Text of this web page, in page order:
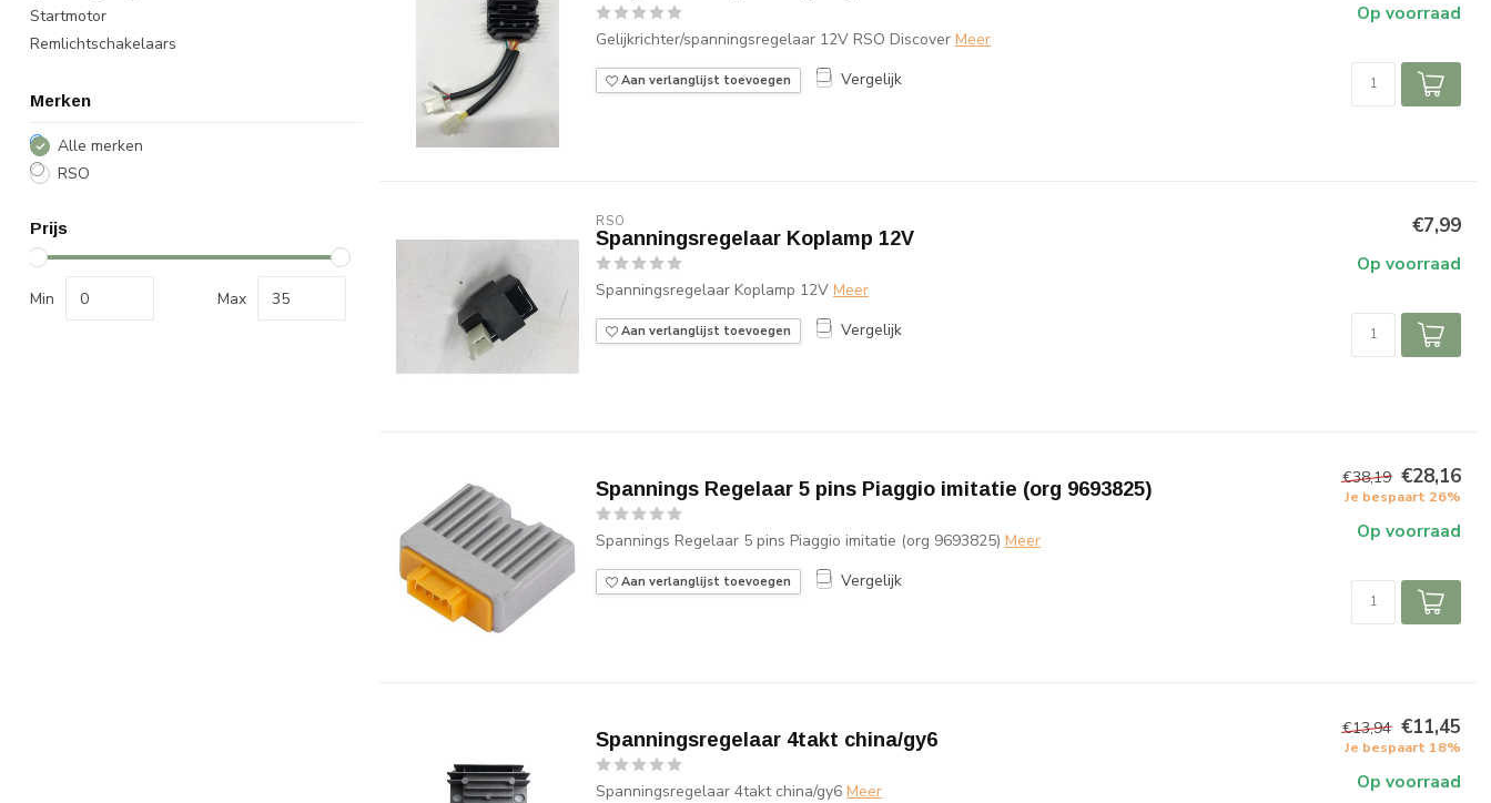
Startmotor
Remlichtschakelaars
Merken
Alle merken
RSO
Prijs
Min Max
Gelijkrichter/spanningsregelaar 12V RSO Discover Meer
Aan verlanglijst toevoegen Vergelijk
Op voorraad
RSO
Spanningsregelaar Koplamp 12V
Spanningsregelaar Koplamp 12V Meer
Aan verlanglijst toevoegen Vergelijk
€7,99
Op voorraad
Spannings Regelaar 5 pins Piaggio imitatie (org 9693825)
Spannings Regelaar 5 pins Piaggio imitatie (org 9693825) Meer
Aan verlanglijst toevoegen Vergelijk
€38,19 €28,16
Je bespaart 26%
Op voorraad
Spanningsregelaar 4takt china/gy6
Spanningsregelaar 4takt china/gy6 Meer
€13,94 €11,45
Je bespaart 18%
Op voorraad